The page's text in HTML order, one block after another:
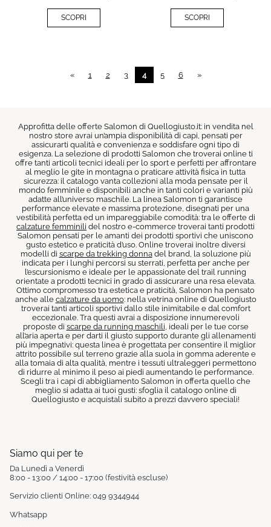
SCOPRI SCOPRI
« 1 2 3 4 5 6 »
Approfitta delle offerte Salomon di Quellogiusto.it: in vendita nel
nostro store avrai un’ampia disponibilità di capi, pensati per
assicurarti qualità e convenienza e soddisfare ogni tipo di
esigenza. La selezione di prodotti Salomon che troverai online ti
offre tanti articoli tecnici ideali per lo sport e perfetti per affrontare
al meglio le gite in montagna o praticare attività fisica in tutta
sicurezza: il catalogo vanta collezioni alla moda pensate per il
mondo femminile e disponibili anche in tanti colori e varianti più
adatte all’universo maschile. La linea Salomon ti garantisce
performance elevate e massima protezione, disegnati per una
vestibilità perfetta ed un impareggiabile comodità: tra le offerte di
calzature femminili del nostro e-commerce troverai tanti prodotti
Salomon pensati per le amanti dei prodotti sportivi che uniscono
gusto estetico e praticità d’uso. Online troverai inoltre diversi
modelli di scarpe da trekking donnadel brand, la soluzione più
indicata per i lunghi percorsi su sterrati, perfetta per anche per
l’escursionismo e ideale per le appassionate del trail running
orientate a prodotti tecnici in grado di assicurare una resa elevata.
Ottimo compromesso tra estetica e praticità, Salomon ha pensato
anche alle calzature da uomo: nella vetrina online di Quellogiusto
troverai tanti articoli sportivi dallo stile inimitabile e dal comfort
eccezionale. Tra questi avrai a disposizione innumerevoli
proposte di scarpe da running maschili, ideali per le tue corse
all’aria aperta e per darti il giusto supporto durante gli allenamenti
più impegnativi: questa linea è progettata per consentire il miglior
attrito possibile sul terreno grazie alla suola in gomma aderente e
alla tomaia di alta qualità, mentre i tessuti ultraleggeri permettono
di ridurre al minimo il peso ai piedi aumentando le performance.
Scegli tra i capi di abbigliamento Salomon in offerta quello che
meglio si adatta ai tuoi gusti: sfoglia il catalogo online di
Quellogiusto e acquistali subito a prezzi davvero speciali!
Siamo qui per te
Da Lunedì a Venerdì
8:00 - 13:00 / 14:00 - 17:00 (festività escluse)
Servizio clienti Online: 049 9344944
Whatsapp